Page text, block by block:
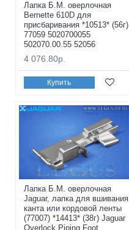
Лапка Б.М. оверлочная
Bernette 610D для
присбаривания *10513* (56г)
77059 5020700055
502070.00.55 52056
4 076.80р.
Купить
Лапка Б.М. оверлочная
Jaguar, лапка для вшивания
канта или кордовой ленты
(77007) *14413* (38г) Jaguar
Overlock Piping Foot